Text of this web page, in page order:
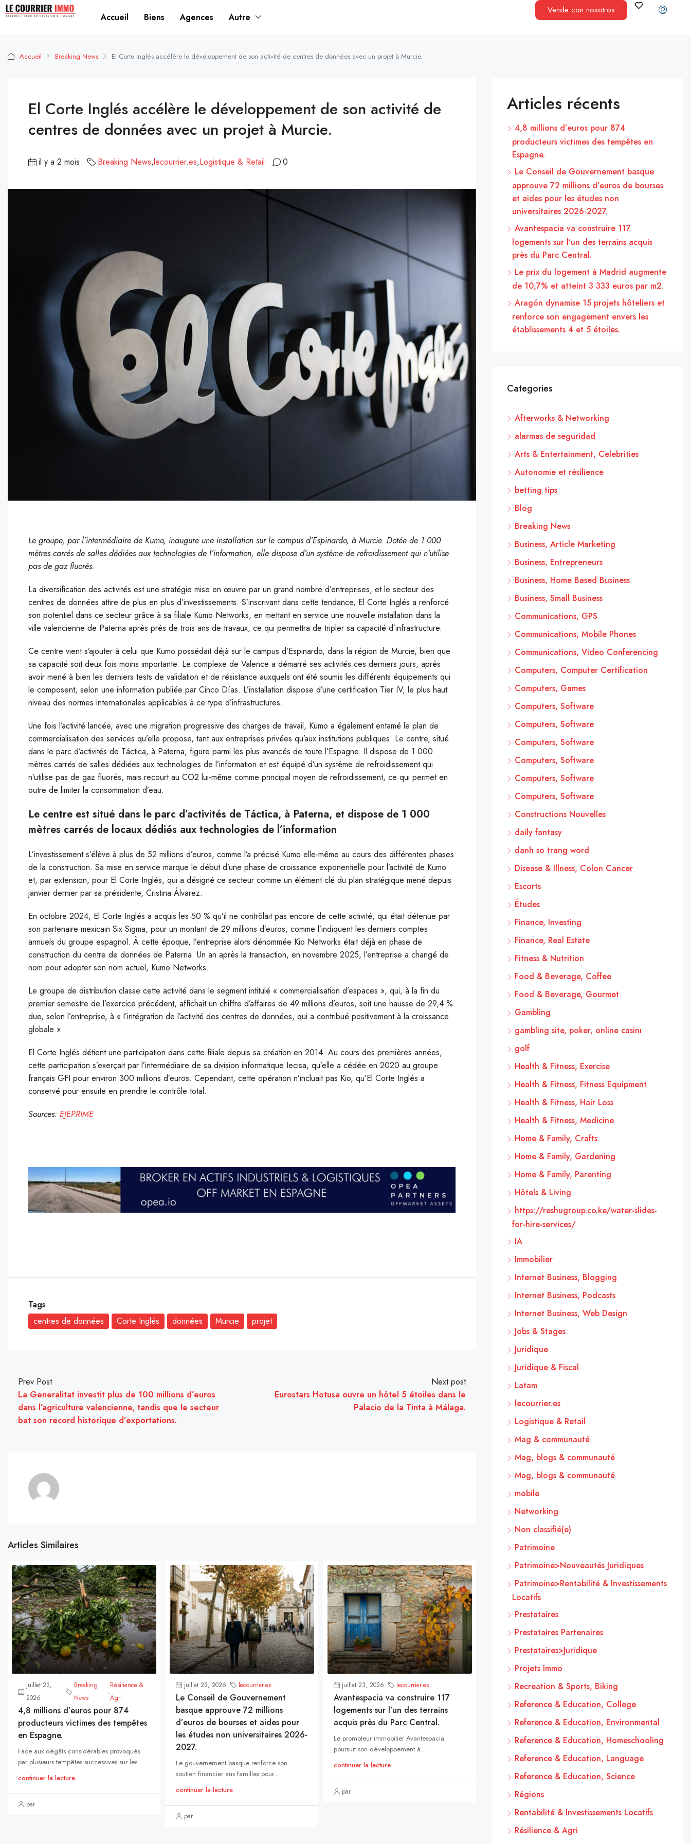
Accueil Biens Agences Autre
Vende con nosotros
Accueil Breaking News El Corte Inglés accélère le développement de son activité de centres de données avec un projet à Murcie.
El Corte Inglés accélère le développement de son activité de
centres de données avec un projet à Murcie.
il y a 2 mois Breaking News,lecourrier.es,Logistique & Retail 0
Le groupe, par l’intermédiaire de Kumo, inaugure une installation sur le campus d’Espinardo, à Murcie. Dotée de 1 000
mètres carrés de salles dédiées aux technologies de l’information, elle dispose d’un système de refroidissement qui n’utilise
pas de gaz fluorés.
La diversification des activités est une stratégie mise en œuvre par un grand nombre d’entreprises, et le secteur des
centres de données attire de plus en plus d’investissements. S’inscrivant dans cette tendance, El Corte Inglés a renforcé
son potentiel dans ce secteur grâce à sa filiale Kumo Networks, en mettant en service une nouvelle installation dans la
ville valencienne de Paterna après près de trois ans de travaux, ce qui permettra de tripler sa capacité d’infrastructure.
Ce centre vient s’ajouter à celui que Kumo possédait déjà sur le campus d’Espinardo, dans la région de Murcie, bien que
sa capacité soit deux fois moins importante. Le complexe de Valence a démarré ses activités ces derniers jours, après
avoir mené à bien les derniers tests de validation et de résistance auxquels ont été soumis les différents équipements qui
le composent, selon une information publiée par Cinco Días. L’installation dispose d’une certification Tier IV, le plus haut
niveau des normes internationales applicables à ce type d’infrastructures.
Une fois l’activité lancée, avec une migration progressive des charges de travail, Kumo a également entamé le plan de
commercialisation des services qu’elle propose, tant aux entreprises privées qu’aux institutions publiques. Le centre, situé
dans le parc d’activités de Táctica, à Paterna, figure parmi les plus avancés de toute l’Espagne. Il dispose de 1 000
mètres carrés de salles dédiées aux technologies de l’information et est équipé d’un système de refroidissement qui
n’utilise pas de gaz fluorés, mais recourt au CO2 lui-même comme principal moyen de refroidissement, ce qui permet en
outre de limiter la consommation d’eau.
Le centre est situé dans le parc d’activités de Táctica, à Paterna, et dispose de 1 000
mètres carrés de locaux dédiés aux technologies de l’information
L’investissement s’élève à plus de 52 millions d’euros, comme l’a précisé Kumo elle-même au cours des différentes phases
de la construction. Sa mise en service marque le début d’une phase de croissance exponentielle pour l’activité de Kumo
et, par extension, pour El Corte Inglés, qui a désigné ce secteur comme un élément clé du plan stratégique mené depuis
janvier dernier par sa présidente, Cristina Álvarez.
En octobre 2024, El Corte Inglés a acquis les 50 % qu’il ne contrôlait pas encore de cette activité, qui était détenue par
son partenaire mexicain Six Sigma, pour un montant de 29 millions d’euros, comme l’indiquent les derniers comptes
annuels du groupe espagnol. À cette époque, l’entreprise alors dénommée Kio Networks était déjà en phase de
construction du centre de données de Paterna. Un an après la transaction, en novembre 2025, l’entreprise a changé de
nom pour adopter son nom actuel, Kumo Networks.
Le groupe de distribution classe cette activité dans le segment intitulé « commercialisation d’espaces », qui, à la fin du
premier semestre de l’exercice précédent, affichait un chiffre d’affaires de 49 millions d’euros, soit une hausse de 29,4 %
due, selon l’entreprise, à « l’intégration de l’activité des centres de données, qui a contribué positivement à la croissance
globale ».
El Corte Inglés détient une participation dans cette filiale depuis sa création en 2014. Au cours des premières années,
cette participation s’exerçait par l’intermédiaire de sa division informatique Iecisa, qu’elle a cédée en 2020 au groupe
français GFI pour environ 300 millions d’euros. Cependant, cette opération n’incluait pas Kio, qu’El Corte Inglés a
conservé pour ensuite en prendre le contrôle total.
Sources: EJEPRIME
Tags
centres de données
Corte Inglés données Murcie projet
Prev Post
La Generalitat investit plus de 100 millions d’euros
dans l’agriculture valencienne, tandis que le secteur
bat son record historique d’exportations.
Next post
Eurostars Hotusa ouvre un hôtel 5 étoiles dans le
Palacio de la Tinta à Málaga.
Articles Similaires
juillet 23,
2026
Breaking
News
,
Résilience &
Agri
4,8 millions d’euros pour 874
producteurs victimes des tempêtes
en Espagne.
Face aux dégâts considérables provoqués
par plusieurs tempêtes successives sur les...
continuer la lecture
par
juillet 23, 2026 lecourrier.es
Le Conseil de Gouvernement
basque approuve 72 millions
d’euros de bourses et aides pour
les études non universitaires 2026-
2027.
Le gouvernement basque renforce son
soutien financier aux familles pour...
continuer la lecture
par
juillet 23, 2026 lecourrier.es
Avantespacia va construire 117
logements sur l’un des terrains
acquis près du Parc Central.
Le promoteur immobilier Avantespacia
poursuit son développement à...
continuer la lecture
par
Articles récents
4,8 millions d’euros pour 874
producteurs victimes des tempêtes en
Espagne.
Le Conseil de Gouvernement basque
approuve 72 millions d’euros de bourses
et aides pour les études non
universitaires 2026-2027.
Avantespacia va construire 117
logements sur l’un des terrains acquis
près du Parc Central.
Le prix du logement à Madrid augmente
de 10,7% et atteint 3 333 euros par m2.
Aragón dynamise 15 projets hôteliers et
renforce son engagement envers les
établissements 4 et 5 étoiles.
Categories
Afterworks & Networking
alarmas de seguridad
Arts & Entertainment, Celebrities
Autonomie et résilience
betting tips
Blog
Breaking News
Business, Article Marketing
Business, Entrepreneurs
Business, Home Based Business
Business, Small Business
Communications, GPS
Communications, Mobile Phones
Communications, Video Conferencing
Computers, Computer Certification
Computers, Games
Computers, Software
Computers, Software
Computers, Software
Computers, Software
Computers, Software
Computers, Software
Constructions Nouvelles
daily fantasy
danh so trang word
Disease & Illness, Colon Cancer
Escorts
Études
Finance, Investing
Finance, Real Estate
Fitness & Nutrition
Food & Beverage, Coffee
Food & Beverage, Gourmet
Gambling
gambling site, poker, online casinı
golf
Health & Fitness, Exercise
Health & Fitness, Fitness Equipment
Health & Fitness, Hair Loss
Health & Fitness, Medicine
Home & Family, Crafts
Home & Family, Gardening
Home & Family, Parenting
Hôtels & Living
https://reshugroup.co.ke/water-slides-
for-hire-services/
IA
Immobilier
Internet Business, Blogging
Internet Business, Podcasts
Internet Business, Web Design
Jobs & Stages
Juridique
Juridique & Fiscal
Latam
lecourrier.es
Logistique & Retail
Mag & communauté
Mag, blogs & communauté
Mag, blogs & communauté
mobile
Networking
Non classifié(e)
Patrimoine
Patrimoine>Nouveautés Juridiques
Patrimoine>Rentabilité & Investissements
Locatifs
Prestataires
Prestataires Partenaires
Prestataires>Juridique
Projets Immo
Recreation & Sports, Biking
Reference & Education, College
Reference & Education, Environmental
Reference & Education, Homeschooling
Reference & Education, Language
Reference & Education, Science
Régions
Rentabilité & Investissements Locatifs
Résilience & Agri